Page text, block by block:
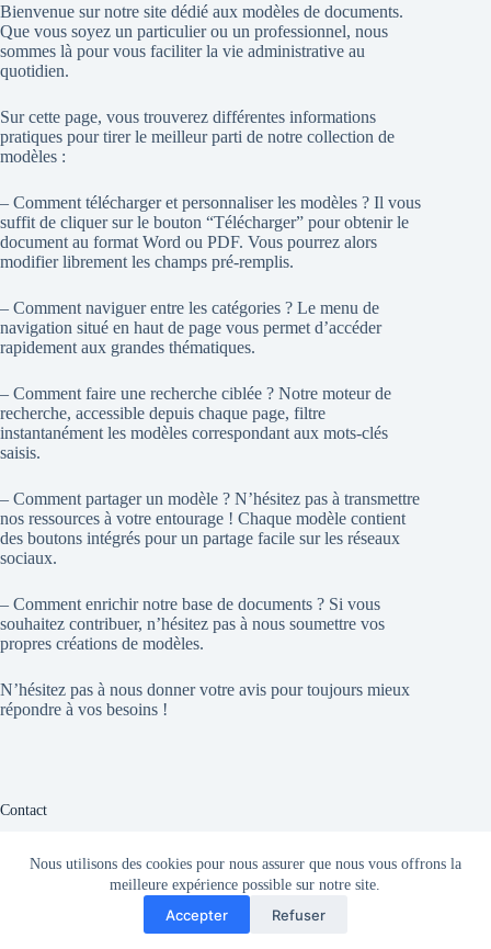
Nous utilisons des cookies pour nous assurer que nous vous offrons la
meilleure expérience possible sur notre site.
Accepter Refuser
Bienvenue sur notre site dédié aux modèles de documents.
Que vous soyez un particulier ou un professionnel, nous
sommes là pour vous faciliter la vie administrative au
quotidien.
Sur cette page, vous trouverez différentes informations
pratiques pour tirer le meilleur parti de notre collection de
modèles :
– Comment télécharger et personnaliser les modèles ? Il vous
suffit de cliquer sur le bouton “Télécharger” pour obtenir le
document au format Word ou PDF. Vous pourrez alors
modifier librement les champs pré-remplis.
– Comment naviguer entre les catégories ? Le menu de
navigation situé en haut de page vous permet d’accéder
rapidement aux grandes thématiques.
– Comment faire une recherche ciblée ? Notre moteur de
recherche, accessible depuis chaque page, filtre
instantanément les modèles correspondant aux mots-clés
saisis.
– Comment partager un modèle ? N’hésitez pas à transmettre
nos ressources à votre entourage ! Chaque modèle contient
des boutons intégrés pour un partage facile sur les réseaux
sociaux.
– Comment enrichir notre base de documents ? Si vous
souhaitez contribuer, n’hésitez pas à nous soumettre vos
propres créations de modèles.
N’hésitez pas à nous donner votre avis pour toujours mieux
répondre à vos besoins !
Contact
site4doc.com
Email:
admin@site4doc.com